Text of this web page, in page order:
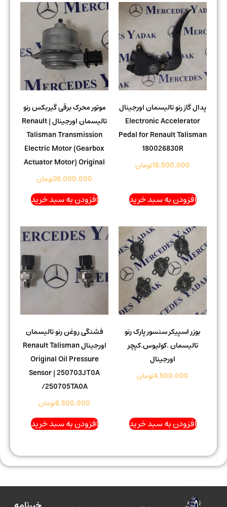
پدال گاز رنو تالیسمان اورجینال
Electronic Accelerator
Pedal for Renault Talisman
180026830R
18.500.000تومان
افزودن به سبد خرید
موتور محرک برقی گیربکس رنو
تالیسمان اورجینال | Renault
Talisman Transmission
Electric Motor (Gearbox
Actuator Motor) Original
26.000.000تومان
افزودن به سبد خرید
بوزر اسپیکر سنسور پارک رنو
تالیسمان .کولیوس.کپچر
اورجینال
4.500.000تومان
افزودن به سبد خرید
فشنگی روغن رنو تالیسمان
اورجینال Renault Talisman
Original Oil Pressure
Sensor | 250703JT0A
/250705TA0A
6.500.000تومان
افزودن به سبد خرید